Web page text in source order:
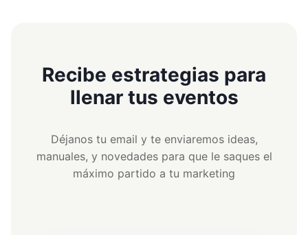
Recibe estrategias para
llenar tus eventos
Déjanos tu email y te enviaremos ideas,
manuales, y novedades para que le saques el
máximo partido a tu marketing